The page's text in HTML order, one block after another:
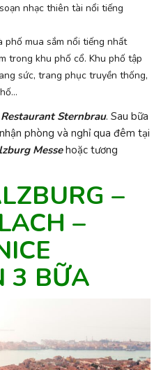
nhạc thiên tài nổi tiếng
phố mua sắm nổi tiếng nhất
trong khu phố cổ. Khu phố tập
sức, trang phục truyền thống,
Restaurant Sternbrau. Sau bữa
phòng và nghỉ qua đêm tại
Messehoặc tương
–
–
3 BỮA